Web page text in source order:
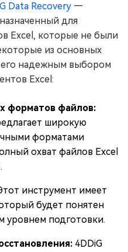
Data Recovery —
для
Excel, которые не были
из основных
надежным выбором
Excel:
форматов файлов:
широкую
форматами
охват файлов Excel
инструмент имеет
будет понятен
уровнем подготовки.
4DDiG